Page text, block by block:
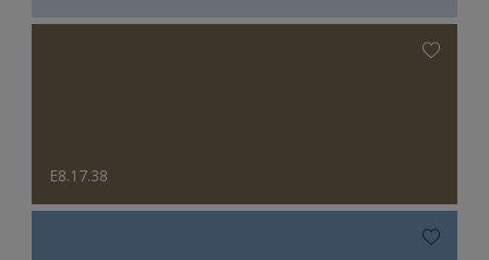
E8.17.38